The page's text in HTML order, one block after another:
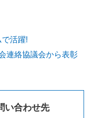
活躍!
連絡協議会から表彰
い合わせ先